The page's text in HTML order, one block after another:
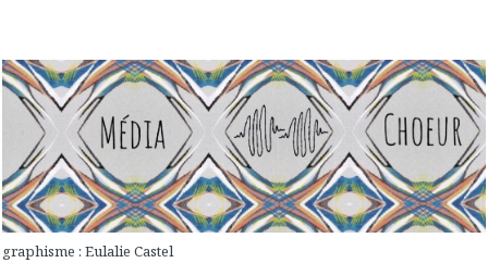
graphisme : Eulalie Castel